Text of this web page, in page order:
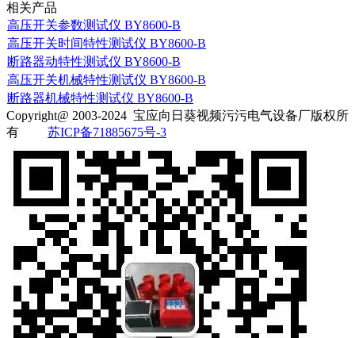
相关产品
高压开关参数测试仪 BY8600-B
高压开关时间特性测试仪 BY8600-B
断路器动特性测试仪 BY8600-B
高压开关机械特性测试仪 BY8600-B
断路器机械特性测试仪 BY8600-B
Copyright@ 2003-2024 宝应向日葵视频污污电气设备厂版权所
有
苏ICP备71885675号-3